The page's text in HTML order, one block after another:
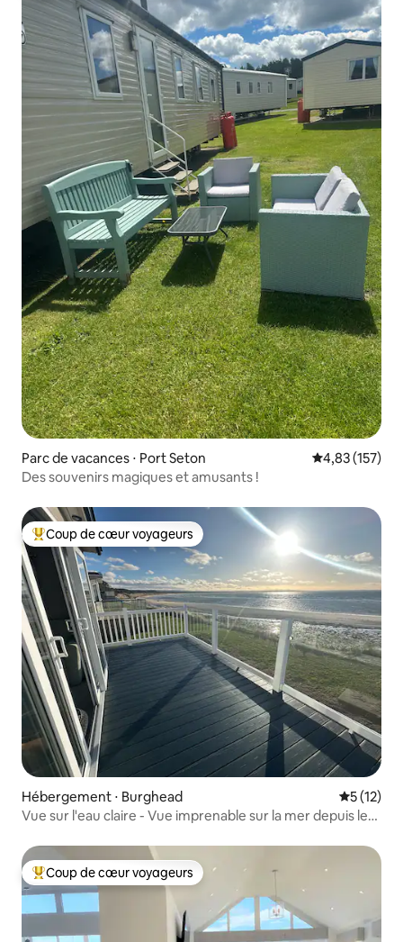
Parc de vacances ⋅ Port Seton Évaluation
4,83 (157)
Des souvenirs magiques et amusants !
Coups de cœur voyageurs les plus appréciés
Coup de cœur voyageurs
Hébergement ⋅ Burghead
5 (12)
Vue sur l'eau claire - Vue imprenable sur la mer depuis le
Coups de cœur voyageurs les plus appréciés
Coup de cœur voyageurs